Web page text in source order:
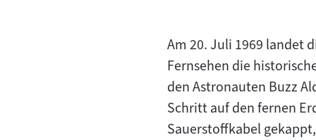
Am 20. Juli 1969 landet
Fernsehen die
den Astronauten Buzz
Schritt auf den fernen
Sauerstoffkabel